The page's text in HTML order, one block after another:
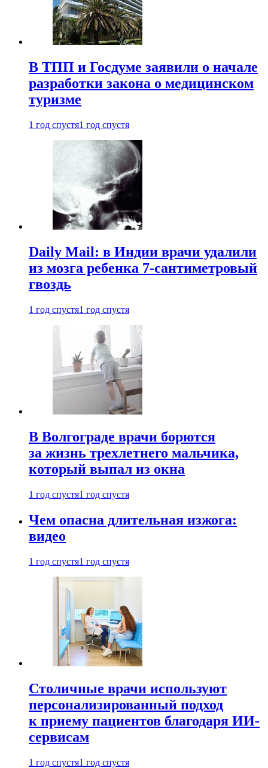
В ТПП и Госдуме заявили о начале
разработки закона о медицинском
туризме
1 год спустя1 год спустя
Daily Mail: в Индии врачи удалили
из мозга ребенка 7-сантиметровый
гвоздь
1 год спустя1 год спустя
В Волгограде врачи борются
за жизнь трехлетнего мальчика,
который выпал из окна
1 год спустя1 год спустя
Чем опасна длительная изжога:
видео
1 год спустя1 год спустя
Столичные врачи используют
персонализированный подход
к приему пациентов благодаря ИИ-
сервисам
1 год спустя1 год спустя